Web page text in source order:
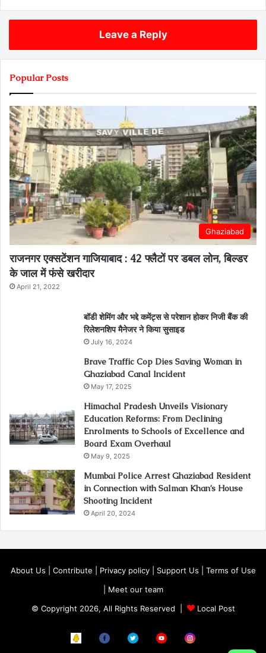
Leave a Reply
Popular Posts
Ghaziabad
राजनगर एक्सटेंशन गाजियाबाद : 42 फ्लैटों पर डबल लोन, बिल्डर
के जाल में फंसे खरीदार
April 21, 2022
बॉडी शेमिंग और भद्दे कमेंट्स से परेशान होकर निजी बैंक की
रिलेशनशिप मैनेजर ने किया सुसाइड
July 16, 2024
Brave Traffic Cop Dies Saving Woman in
Ghaziabad Canal Incident
May 17, 2025
Himachal Pradesh Unveils Visionary
Education Reforms: From Declining
Enrolments to Schools of Excellence and
Board Exam Overhaul
May 9, 2025
Mumbai Police Arrest Ghaziabad Resident
in Connection with Salman Khan’s House
Shooting Incident
April 20, 2024
About Us Contribute Privacy policy| Support Us
Terms of Use
Meet our team
© Copyright 2026, All Rights Reserved |
Local Post
Koo FB Twitter Youtube